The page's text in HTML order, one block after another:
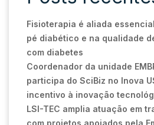
Fisioterapia é aliada
pé diabético e na qualidade
com diabetes
Coordenador da unidade
participa do SciBiz no Inova
incentivo à inovação
LSI-TEC amplia atuação em
com projetos apoiados pela